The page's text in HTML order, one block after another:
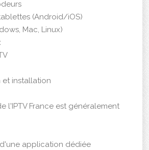
(Android/iOS)
Mac, Linux)
installation
l'IPTV France est généralement
application dédiée